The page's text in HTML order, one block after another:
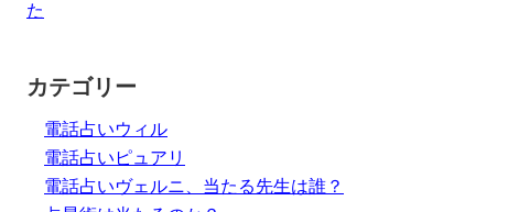
た
カテゴリー
電話占いウィル
電話占いピュアリ
電話占いヴェルニ、当たる先生は誰？